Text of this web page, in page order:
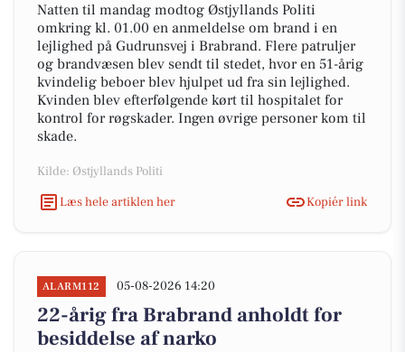
Natten til mandag modtog Østjyllands Politi
omkring kl. 01.00 en anmeldelse om brand i en
lejlighed på Gudrunsvej i Brabrand. Flere patruljer
og brandvæsen blev sendt til stedet, hvor en 51-årig
kvindelig beboer blev hjulpet ud fra sin lejlighed.
Kvinden blev efterfølgende kørt til hospitalet for
kontrol for røgskader. Ingen øvrige personer kom til
skade.
Kilde: Østjyllands Politi
Læs hele artiklen her
Kopiér link
ALARM112 05-08-2026 14:20
22-årig fra Brabrand anholdt for
besiddelse af narko